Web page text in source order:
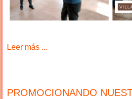
Leer más ...
PROMOCIONANDO